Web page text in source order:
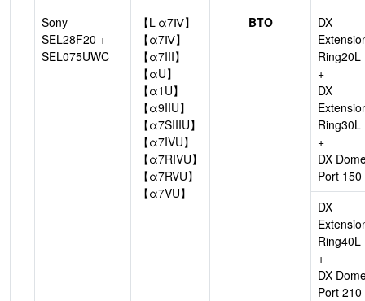
Sony
SEL28F20 +
SEL075UWC
【L-α7Ⅳ】
【α7Ⅳ】
【α7III】
【αU】
【α1U】
【α9IIU】
【α7SIIIU】
【α7IVU】
【α7RIVU】
【α7RVU】
【α7VU】
BTO
DX
Ring20L
+
DX
Ring30L
+
DX
Port 150
DX
Ring40L
+
DX
Port 210